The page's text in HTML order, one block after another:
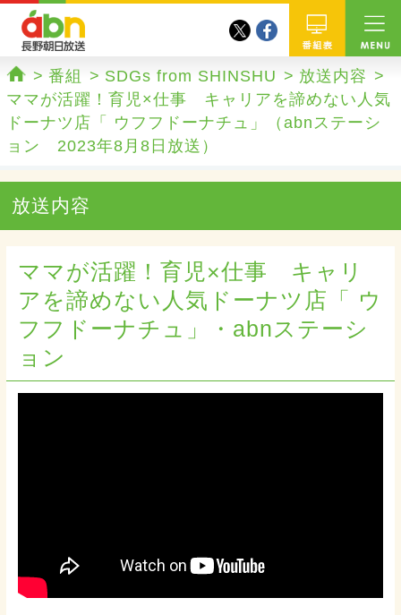
番組
twitterfacebook
ホーム
番組 SDGs from SHINSHU
放送内容
ママが活躍！育児×仕事 キャリアを諦めない人気
ドーナツ店「 ウフフドーナチュ」（abnステーシ
ョン 2023年8月8日放送）
放送内容
ママが活躍！育児×仕事 キャリ
アを諦めない人気ドーナツ店「 ウ
フフドーナチュ」・abnステーシ
ョン